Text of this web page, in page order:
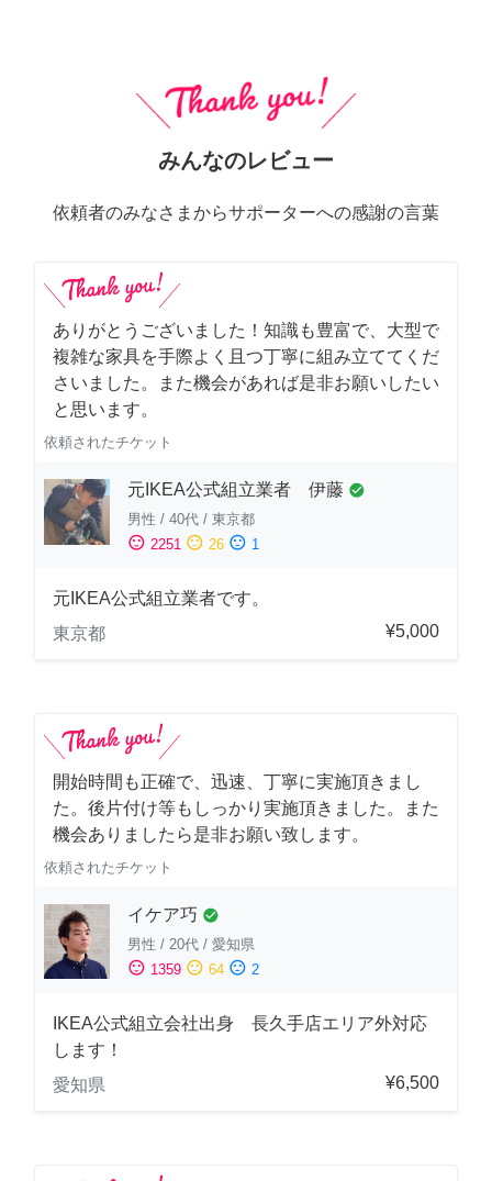
みんなのレビュー
依頼者のみなさまからサポーターへの感謝の言葉
ありがとうございました！知識も豊富で、大型で
複雑な家具を手際よく且つ丁寧に組み立ててくだ
さいました。また機会があれば是非お願いしたい
と思います。
依頼されたチケット
元IKEA公式組立業者 伊藤 check_circle
男性 / 40代 / 東京都
sentiment_satisfied 2251 sentiment_neutral 26 sentiment_dissatisfied 1
元IKEA公式組立業者です。
東京都
¥5,000
開始時間も正確で、迅速、丁寧に実施頂きまし
た。後片付け等もしっかり実施頂きました。また
機会ありましたら是非お願い致します。
依頼されたチケット
イケア巧 check_circle
男性 / 20代 / 愛知県
sentiment_satisfied 1359 sentiment_neutral 64 sentiment_dissatisfied 2
IKEA公式組立会社出身 長久手店エリア外対応
します！
愛知県
¥6,500